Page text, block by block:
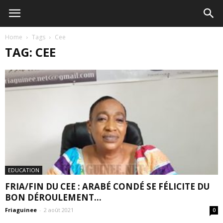
Home Tags Cee
TAG: CEE
EDUCATION
FRIA/FIN DU CEE : ARABÉ CONDÉ SE FÉLICITE DU
BON DÉROULEMENT...
Friaguinee - 2 août 2021 0